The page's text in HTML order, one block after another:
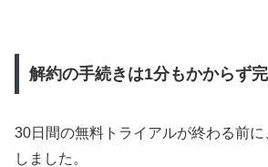
解約の手続きは1分もかからず
30日間の無料トライアルが終わる前
しました。